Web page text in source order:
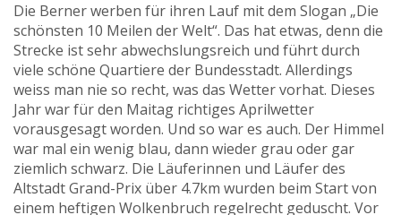
Die Berner werben für ihren Lauf mit dem Slogan „Die
schönsten 10 Meilen der Welt“. Das hat etwas, denn die
Strecke ist sehr abwechslungsreich und führt durch
viele schöne Quartiere der Bundesstadt. Allerdings
weiss man nie so recht, was das Wetter vorhat. Dieses
Jahr war für den Maitag richtiges Aprilwetter
vorausgesagt worden. Und so war es auch. Der Himmel
war mal ein wenig blau, dann wieder grau oder gar
ziemlich schwarz. Die Läuferinnen und Läufer des
Altstadt Grand-Prix über 4.7km wurden beim Start von
einem heftigen Wolkenbruch regelrecht geduscht. Vor